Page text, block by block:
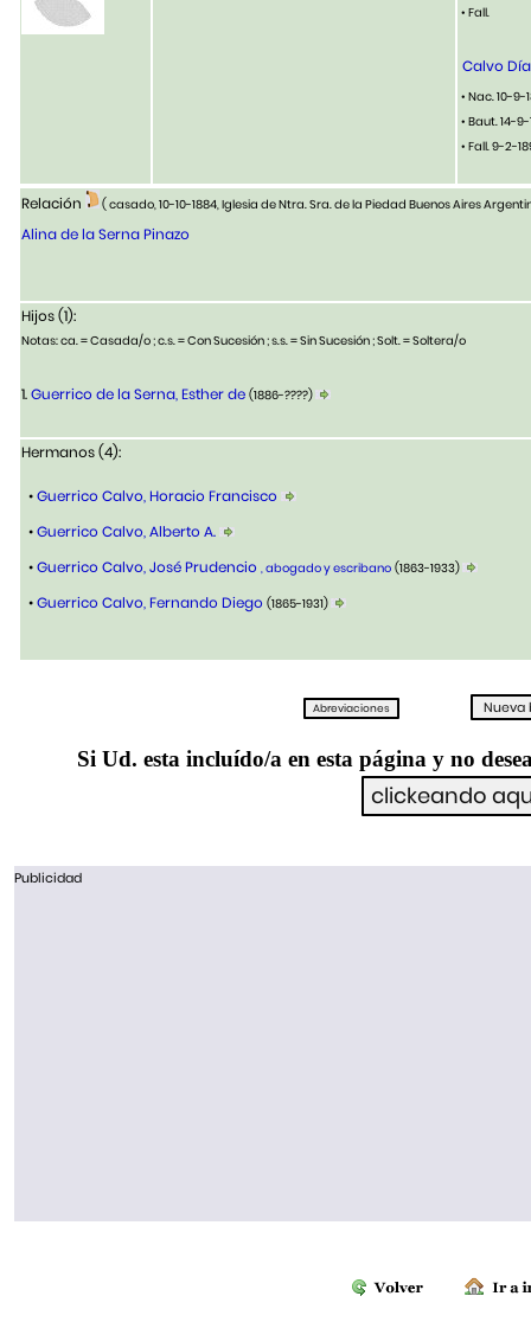
• Fall.
Calvo
• Nac. 10-
• Baut. 14-
• Fall. 9-2-
Relación ( casado, 10-10-1884, Iglesia de Ntra. Sra. de la Piedad Buenos Aires
Alina de la Serna Pinazo
Hijos (1):
Notas: ca. = Casada/o ; c.s. = Con Sucesión ; s.s. = Sin Sucesión ; Solt. = Soltera/o
1.Guerrico de la Serna, Esther de (1886-????)
Hermanos (4):
•Guerrico Calvo, Horacio Francisco
•Guerrico Calvo, Alberto A.
•Guerrico Calvo, José Prudencio , abogado y escribano (1863-1933)
•Guerrico Calvo, Fernando Diego (1865-1931)
Si Ud. esta incluído/a en esta página y no
Publicidad